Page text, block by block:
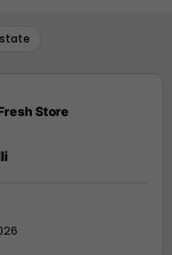
Store